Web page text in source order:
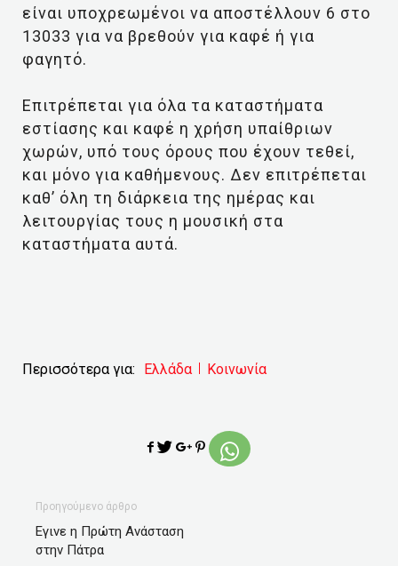
είναι υποχρεωμένοι να αποστέλλουν 6 στο
13033 για να βρεθούν για καφέ ή για
φαγητό.
Επιτρέπεται για όλα τα καταστήματα
εστίασης και καφέ η χρήση υπαίθριων
χωρών, υπό τους όρους που έχουν τεθεί,
και μόνο για καθήμενους. Δεν επιτρέπεται
καθ’ όλη τη διάρκεια της ημέρας και
λειτουργίας τους η μουσική στα
καταστήματα αυτά.
Περισσότερα για: Ελλάδα Κοινωνία
Προηγούμενο άρθρο
Εγινε η Πρώτη Ανάσταση
στην Πάτρα